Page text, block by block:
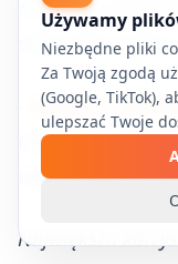
rozmowy, ale
słowa
Wgląd w
oferty
efektem.
Największa
Używamy
Niezbędne pliki
Za Twoją zgodą
(Google, TikTok),
ulepszać Twoje